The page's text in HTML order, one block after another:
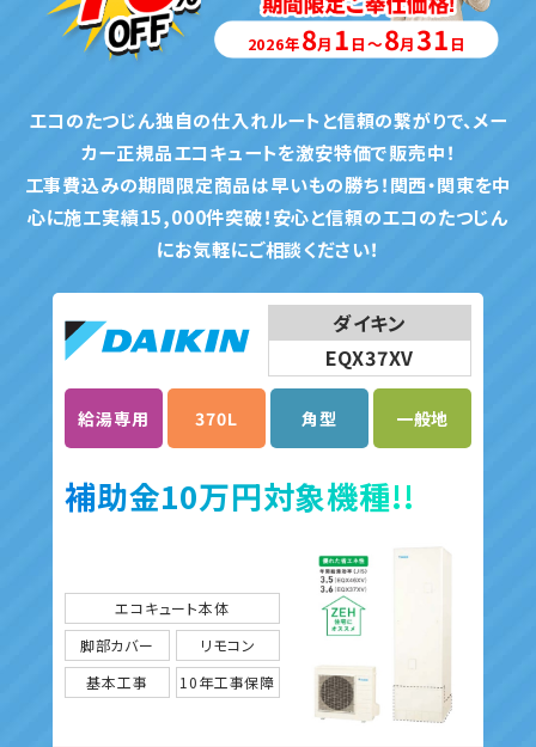
2026年8月 1 日～8月31 日
エコのたつじん独自の仕入れルートと信頼の繋がりで、メー
カー正規品エコキュートを激安特価で販売中！
工事費込みの期間限定商品は早いもの勝ち！関西・関東を中
心に施工実績15,000件突破！安心と信頼のエコのたつじん
にお気軽にご相談ください！
ダイキン
EQX37XV
給湯専用 370L 角型 一般地
補助金10万円対象機種!!
エコキュート本体
脚部カバー
リモコン
基本工事
10年工事保障